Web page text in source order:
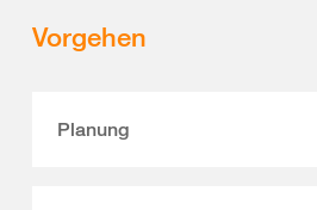
Vorgehen
Planung